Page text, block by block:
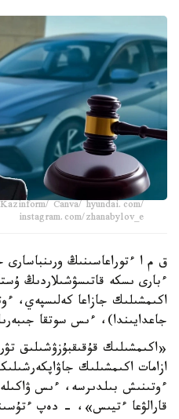
Canva/ hyundai.com/
instagram.com/zhanabylov_e
ق م ا ءتوراعاسىنىڭ
ءبارى ىسكە قاتىسۋشىلاردىڭ
اكىمشىلىك جازاعا كەلىسپەي،
جاعدايىندا)، ءىس سوتقا
«اكىمشىلىك قۇقىقبۇزۋشىلىق
ازامات اكىمشىلىك
ءوتىنىش بىلدىرسە، ءىس
قارالۋعا ءتيىس»، - دەپ